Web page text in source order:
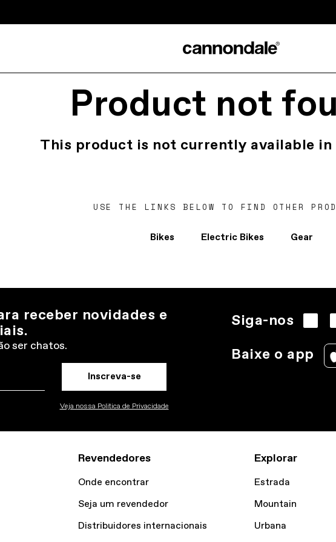
Product not
This product is not currently available in
USE THE LINKS BELOW TO FIND OTHER
Bikes Electric Bikes Gear
receber novidades e
ser chatos.
Inscreva-se
Veja nossa Politica de Privacidade
Siga-nos
Baixe o app
Revendedores
Onde encontrar
Seja um revendedor
Distribuidores internacionais
Explorar
Estrada
Mountain
Urbana